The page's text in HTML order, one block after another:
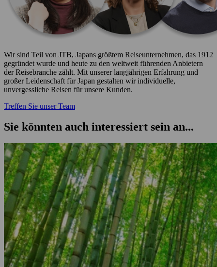
Wir sind Teil von JTB, Japans größtem Reiseunternehmen, das 1912
gegründet wurde und heute zu den weltweit führenden Anbietern
der Reisebranche zählt. Mit unserer langjährigen Erfahrung und
großer Leidenschaft für Japan gestalten wir individuelle,
unvergessliche Reisen für unsere Kunden.
Treffen Sie unser Team
Sie könnten auch interessiert sein an...